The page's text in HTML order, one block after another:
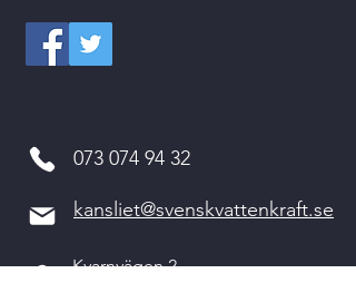
073 074 94 32
kansliet@svenskvattenkraft.se
Kvarnvägen 2